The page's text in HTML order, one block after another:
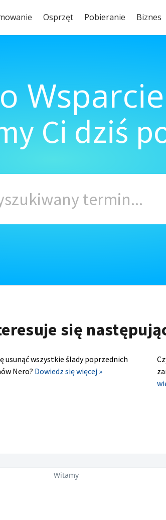
Osprzęt Pobieranie Biznes
Wsparcie
Ci dziś
się
usunąć wszystkie ślady poprzednich
Nero? Dowiedz się więcej »
Witamy